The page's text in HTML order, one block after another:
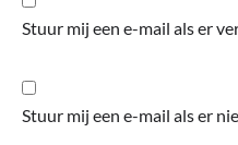
Stuur mij een e-mail als er
Stuur mij een e-mail als er